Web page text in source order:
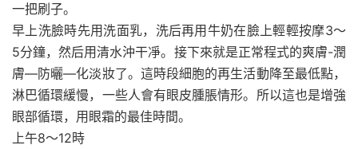
一把刷子。
早上洗臉時先用洗面乳，洗后再用牛奶在臉上輕輕按摩3～
5分鐘，然后用清水沖干凈。接下來就是正常程式的爽膚-潤
膚—防曬—化淡妝了。這時段細胞的再生活動降至最低點，
淋巴循環緩慢，一些人會有眼皮腫脹情形。所以這也是增強
眼部循環，用眼霜的最佳時間。
上午8～12時